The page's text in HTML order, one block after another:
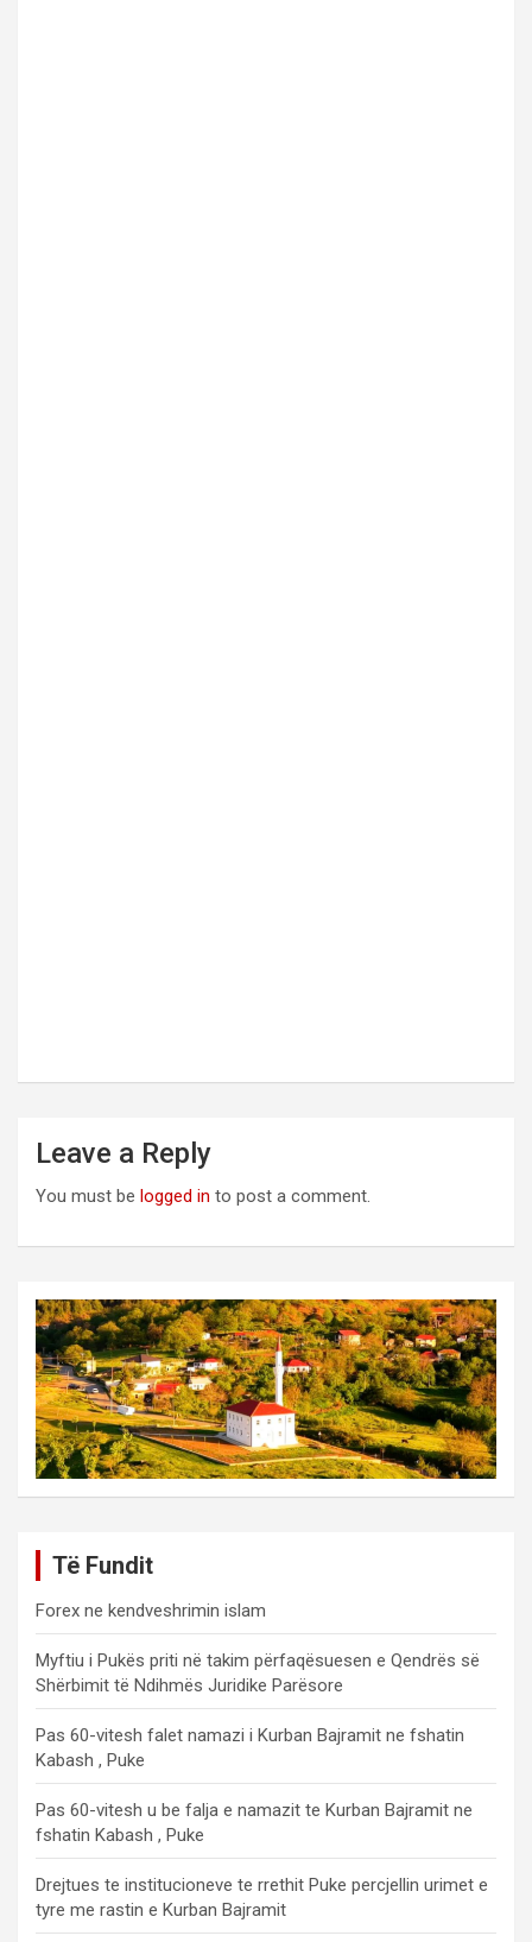
Leave a Reply
You must be logged in to post a comment.
Të Fundit
Forex ne kendveshrimin islam
Myftiu i Pukës priti në takim përfaqësuesen e Qendrës së
Shërbimit të Ndihmës Juridike Parësore
Pas 60-vitesh falet namazi i Kurban Bajramit ne fshatin
Kabash , Puke
Pas 60-vitesh u be falja e namazit te Kurban Bajramit ne
fshatin Kabash , Puke
Drejtues te institucioneve te rrethit Puke percjellin urimet e
tyre me rastin e Kurban Bajramit